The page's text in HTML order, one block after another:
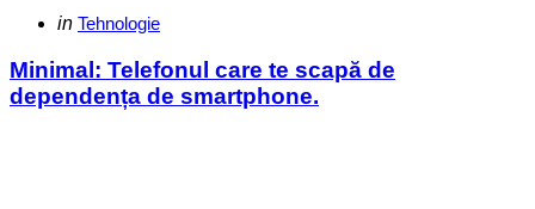
Categories
Posted
in Tehnologie
Minimal: Telefonul care te scapă de
dependența de smartphone.